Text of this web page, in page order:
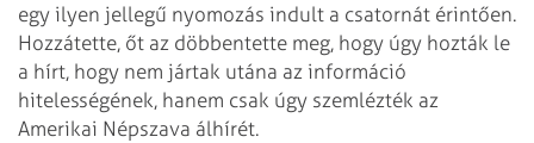
egy ilyen jellegű nyomozás indult a csatornát érintően.
Hozzátette, őt az döbbentette meg, hogy úgy hozták le
a hírt, hogy nem jártak utána az információ
hitelességének, hanem csak úgy szemlézték az
Amerikai Népszava álhírét.